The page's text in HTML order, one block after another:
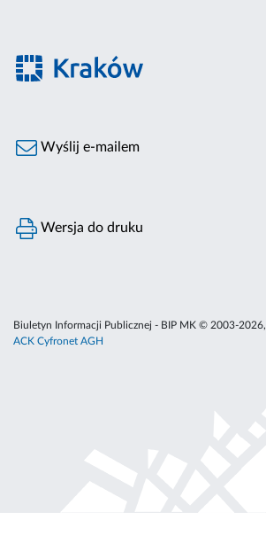
Wyślij e-mailem
Wersja do druku
Biuletyn Informacji Publicznej - BIP MK © 2003-2026,
ACK Cyfronet AGH